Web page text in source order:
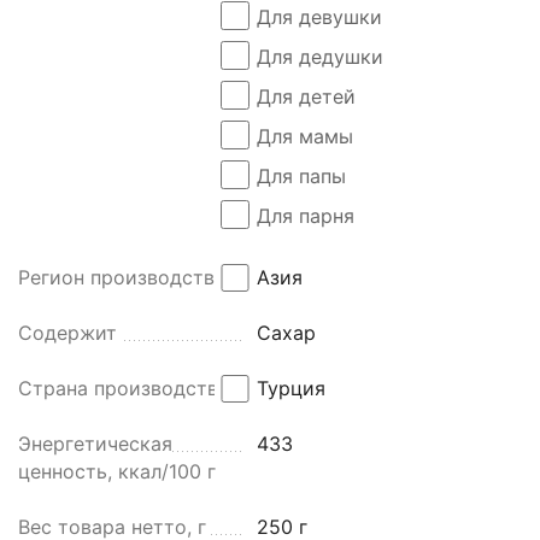
Для девушки
Для дедушки
Для детей
Для мамы
Для папы
Для парня
Регион производства Азия
Содержит Сахар
Страна производства Турция
Энергетическая
ценность, ккал/100 г
433
Вес товара нетто, г 250 г